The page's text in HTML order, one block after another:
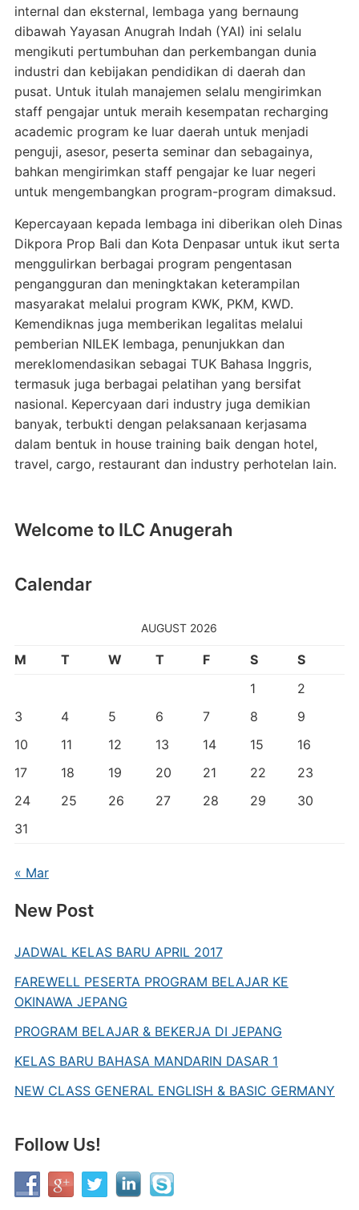
Welcome to ILC Anugerah
Calendar
AUGUST 2026
M T W T F S
S
1
2
3
4 5 6 7 8
9
10
11 12 13 14 15
16
17
18 19 20 21 22
23
24
25 26 27 28 29
30
31
« Mar
New Post
JADWAL KELAS BARU APRIL 2017
FAREWELL PESERTA PROGRAM BELAJAR KE
OKINAWA JEPANG
PROGRAM BELAJAR & BEKERJA DI JEPANG
KELAS BARU BAHASA MANDARIN DASAR 1
NEW CLASS GENERAL ENGLISH & BASIC GERMANY
internal dan eksternal, lembaga yang bernaung
dibawah Yayasan Anugrah Indah (YAI) ini selalu
mengikuti pertumbuhan dan perkembangan dunia
industri dan kebijakan pendidikan di daerah dan
pusat. Untuk itulah manajemen selalu mengirimkan
staff pengajar untuk meraih kesempatan recharging
academic program ke luar daerah untuk menjadi
penguji, asesor, peserta seminar dan sebagainya,
bahkan mengirimkan staff pengajar ke luar negeri
untuk mengembangkan program-program dimaksud.
Kepercayaan kepada lembaga ini diberikan oleh Dinas
Dikpora Prop Bali dan Kota Denpasar untuk ikut serta
menggulirkan berbagai program pengentasan
pengangguran dan meningktakan keterampilan
masyarakat melalui program KWK, PKM, KWD.
Kemendiknas juga memberikan legalitas melalui
pemberian NILEK lembaga, penunjukkan dan
mereklomendasikan sebagai TUK Bahasa Inggris,
termasuk juga berbagai pelatihan yang bersifat
nasional. Kepercyaan dari industry juga demikian
banyak, terbukti dengan pelaksanaan kerjasama
dalam bentuk in house training baik dengan hotel,
travel, cargo, restaurant dan industry perhotelan lain.
Follow Us!